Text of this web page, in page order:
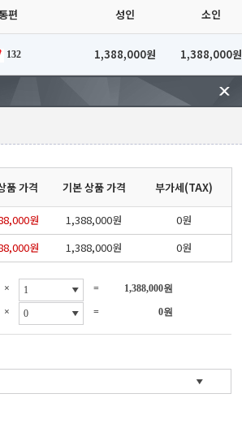
편 성인 소인
132 1,388,000원 1,388,000원
품 가격 기본 상품 가격 부가세(TAX)
원 1,388,000원
0원
원 1,388,000원 0원
× = 1,388,000원
× = 0원